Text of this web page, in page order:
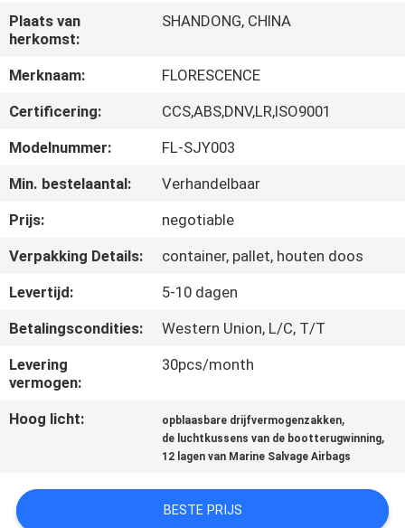
OVER
ONS
FABRIEKSRONDLEIDING
KWALITEITSCONTROLE
NEEM
CONTACT
MET
OP
NIEUWS
SITEMAP
Plaats van
herkomst:
SHANDONG, CHINA
Merknaam:
FLORESCENCE
Certificering:
CCS,ABS,DNV,LR,ISO9001
Modelnummer:
FL-SJY003
Min. bestelaantal:
Verhandelbaar
Prijs:
negotiable
Verpakking Details:
container, pallet, houten doos
Levertijd:
5-10 dagen
Betalingscondities:
Western Union, L/C, T/T
Levering
vermogen:
30pcs/month
Hoog licht: opblaasbare drijfvermogenzakken,
de luchtkussens van de bootterugwinning,
12 lagen van Marine Salvage Airbags
BESTE PRIJS